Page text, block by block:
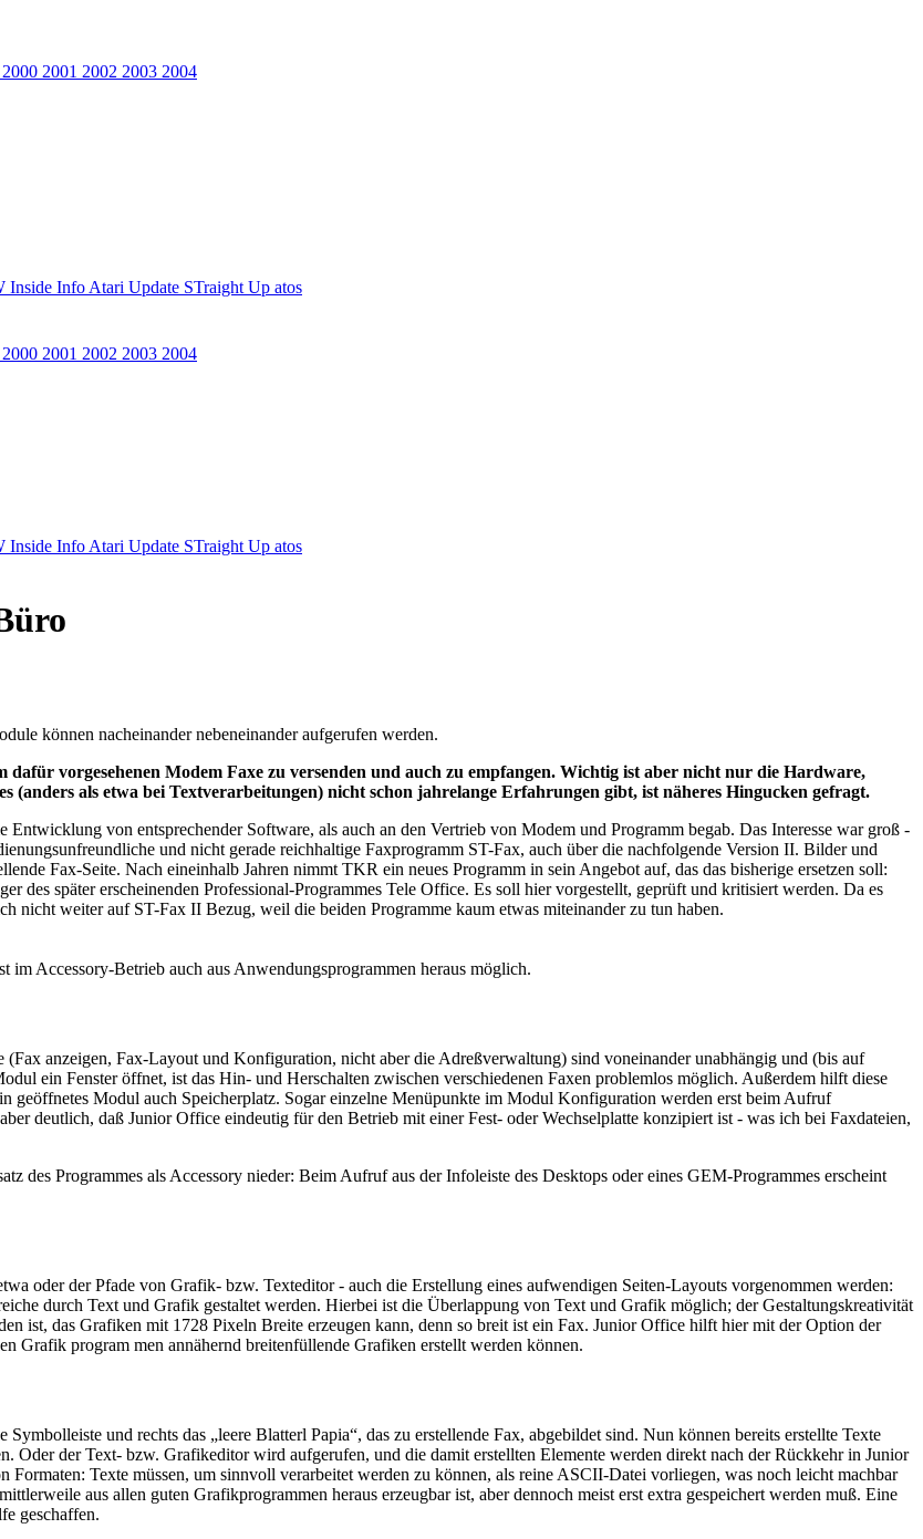
2000 2001 2002 2003 2004
Inside Info Atari Update STraight Up atos
2000 2001 2002 2003 2004
Inside Info Atari Update STraight Up atos
können nacheinander nebeneinander aufgerufen werden.
vorgesehenen Modem Faxe zu versenden und auch zu empfangen. Wichtig ist aber nicht nur die Hardware,
(anders als etwa bei Textverarbeitungen) nicht schon jahrelange Erfahrungen gibt, ist näheres Hingucken gefragt.
von entsprechender Software, als auch an den Vertrieb von Modem und Programm begab. Das Interesse war groß -
und nicht gerade reichhaltige Faxprogramm ST-Fax, auch über die nachfolgende Version II. Bilder und
Fax-Seite. Nach eineinhalb Jahren nimmt TKR ein neues Programm in sein Angebot auf, das das bisherige ersetzen soll:
des später erscheinenden Professional-Programmes Tele Office. Es soll hier vorgestellt, geprüft und kritisiert werden. Da es
nicht weiter auf ST-Fax II Bezug, weil die beiden Programme kaum etwas miteinander zu tun haben.
im Accessory-Betrieb auch aus Anwendungsprogrammen heraus möglich.
anzeigen, Fax-Layout und Konfiguration, nicht aber die Adreßverwaltung) sind voneinander unabhängig und (bis auf
ein Fenster öffnet, ist das Hin- und Herschalten zwischen verschiedenen Faxen problemlos möglich. Außerdem hilft diese
geöffnetes Modul auch Speicherplatz. Sogar einzelne Menüpunkte im Modul Konfiguration werden erst beim Aufruf
deutlich, daß Junior Office eindeutig für den Betrieb mit einer Fest- oder Wechselplatte konzipiert ist - was ich bei Faxdateien,
des Programmes als Accessory nieder: Beim Aufruf aus der Infoleiste des Desktops oder eines GEM-Programmes erscheint
oder der Pfade von Grafik- bzw. Texteditor - auch die Erstellung eines aufwendigen Seiten-Layouts vorgenommen werden:
durch Text und Grafik gestaltet werden. Hierbei ist die Überlappung von Text und Grafik möglich; der Gestaltungskreativität
ist, das Grafiken mit 1728 Pixeln Breite erzeugen kann, denn so breit ist ein Fax. Junior Office hilft hier mit der Option der
Grafik program men annähernd breitenfüllende Grafiken erstellt werden können.
und rechts das „leere Blatterl Papia“, das zu erstellende Fax, abgebildet sind. Nun können bereits erstellte Texte
Oder der Text- bzw. Grafikeditor wird aufgerufen, und die damit erstellten Elemente werden direkt nach der Rückkehr in Junior
Texte müssen, um sinnvoll verarbeitet werden zu können, als reine ASCII-Datei vorliegen, was noch leicht machbar
aus allen guten Grafikprogrammen heraus erzeugbar ist, aber dennoch meist erst extra gespeichert werden muß. Eine
geschaffen.